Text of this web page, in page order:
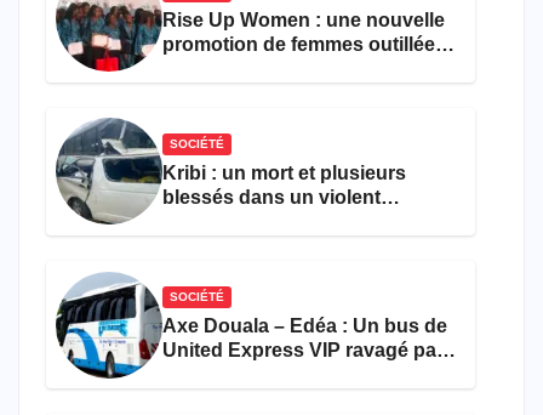
Rise Up Women : une nouvelle
promotion de femmes outillées
SOCIÉTÉ
Kribi : un mort et plusieurs
blessés dans un violent
SOCIÉTÉ
Axe Douala – Edéa : Un bus de
United Express VIP ravagé par